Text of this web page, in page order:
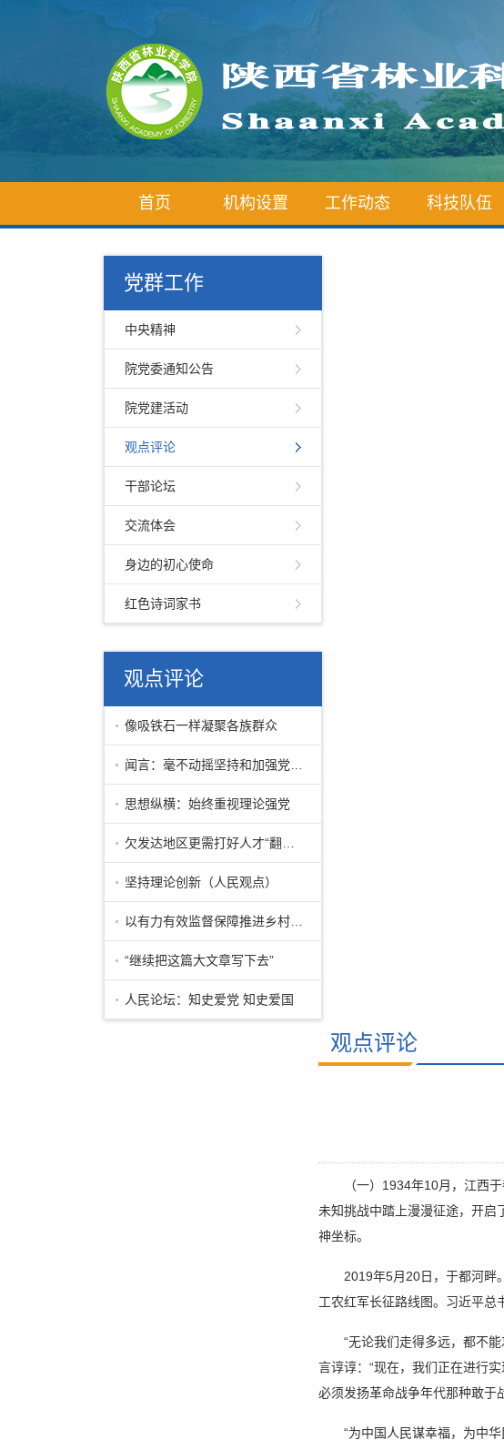
首页 机构设置 工作动态 科技队伍
党群工作
中央精神
院党委通知公告
院党建活动
观点评论
干部论坛
交流体会
身边的初心使命
红色诗词家书
观点评论
像吸铁石一样凝聚各族群众
思想纵横：始终重视理论强党
坚持理论创新（人民观点）
“继续把这篇大文章写下去”
人民论坛：知史爱党 知史爱国
观点评论
（一）1934年10月，江西
未知挑战中踏上漫漫征途，开启
神坐标。
2019年5月20日，于都河畔
工农红军长征路线图。习近平总
“无论我们走得多远，都不
言谆谆：“现在，我们正在进行
必须发扬革命战争年代那种敢于
“为中国人民谋幸福，为中